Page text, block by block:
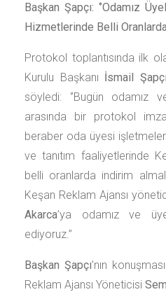
Başkan Şapçı: ‘’Odamız
Hizmetlerinde Belli Oranlarda
Protokol toplantısında ilk
Kurulu Başkanı İsmail Şapçı
söyledi: ‘’Bugün odamız
arasında bir protokol
beraber oda üyesi
ve tanıtım faaliyetlerinde
belli oranlarda indirim
Keşan Reklam Ajansı
Akarca’ya odamız ve
ediyoruz.’’
Başkan Şapçı’nın
Reklam Ajansı Yöneticisi